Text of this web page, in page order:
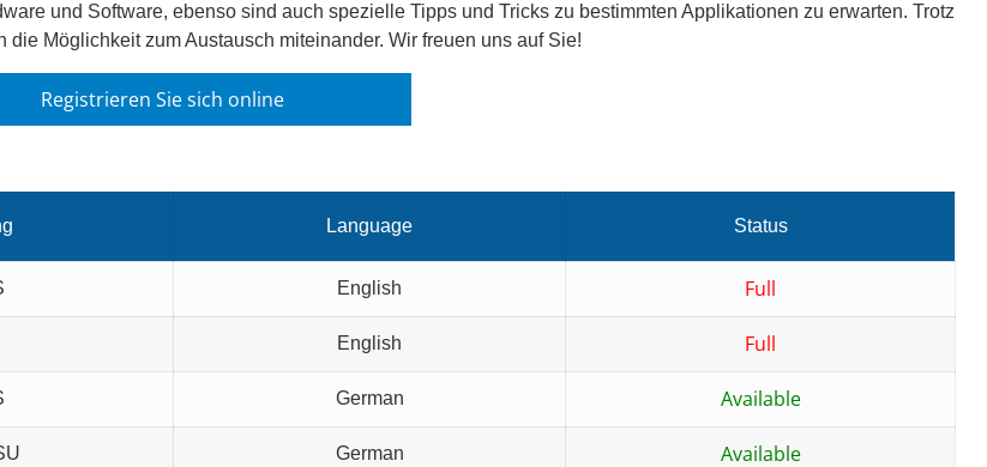
und Software, ebenso sind auch spezielle Tipps und Tricks zu bestimmten Applikationen zu erwarten. Trotz
Möglichkeit zum Austausch miteinander. Wir freuen uns auf Sie!
Registrieren Sie sich online
Language Status
English Full
English Full
German Available
German Available